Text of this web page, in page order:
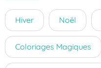
Hiver Noël
Coloriages Magiques